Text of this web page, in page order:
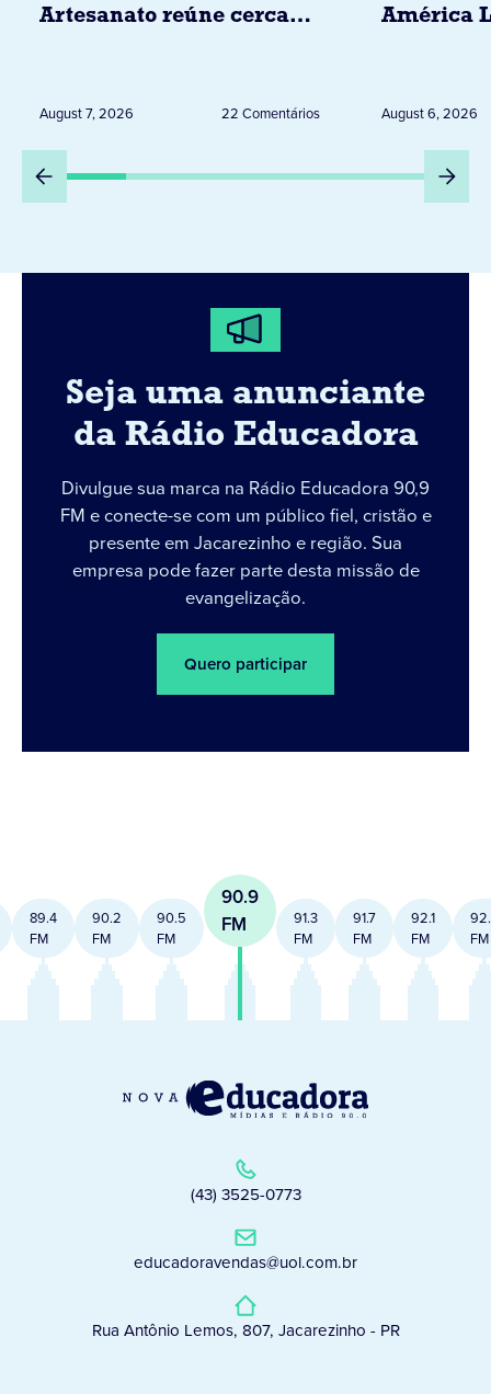
Artesanato reúne cerca
August 7, 2026 22 Comentários
América
Peru
August 6, 2026
Seja uma anunciante
da Rádio Educadora
Divulgue sua marca na Rádio Educadora 90,9
FM e conecte-se com um público fiel, cristão e
presente em Jacarezinho e região. Sua
empresa pode fazer parte desta missão de
evangelização.
Quero participar
89.4
FM
90.2
FM
90.5
FM
90.9
FM
91.3
FM
91.7
FM
92.1
FM
FM
(43) 3525-0773
educadoravendas@uol.com.br
Rua Antônio Lemos, 807, Jacarezinho - PR